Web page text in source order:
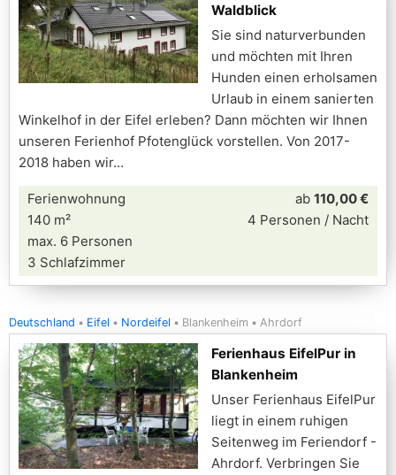
Waldblick
Sie sind naturverbunden
und möchten mit Ihren
Hunden einen erholsamen
Urlaub in einem sanierten
Winkelhof in der Eifel erleben? Dann möchten wir Ihnen
unseren Ferienhof Pfotenglück vorstellen. Von 2017-
2018 haben wir
Ferienwohnung
140 m²
max. 6 Personen
3 Schlafzimmer
ab 110,00 €
4 Personen / Nacht
Deutschland Eifel Nordeifel Blankenheim Ahrdorf
Ferienhaus EifelPur in
Blankenheim
Unser Ferienhaus EifelPur
liegt in einem ruhigen
Seitenweg im Feriendorf -
Ahrdorf. Verbringen Sie